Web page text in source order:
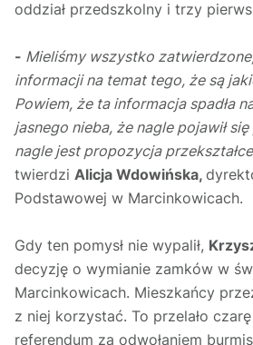
oddział przedszkolny i trzy
- Mieliśmy wszystko
informacji na temat tego, że są
Powiem, że ta informacja spadła
jasnego nieba, że nagle pojawił
nagle jest propozycja
twierdzi Alicja Wdowińska,
Podstawowej w Marcinkowicach.
Gdy ten pomysł nie wypalił,
decyzję o wymianie zamków w
Marcinkowicach. Mieszkańcy
z niej korzystać. To przelało
referendum za odwołaniem